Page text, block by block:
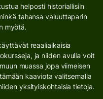
helposti historiallisiin
tahansa valuuttaparin
myötä.
reaaliaikaisia
ja niiden avulla voit
muassa jopa viimeisen
kaaviota valitsemalla
yksityiskohtaisia tietoja.